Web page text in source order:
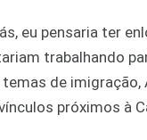
eu pensaria ter
trabalhando
de imigração,
próximos à